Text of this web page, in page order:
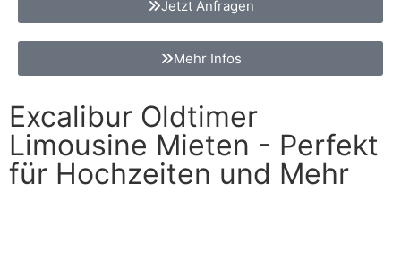
Jetzt Anfragen
Mehr Infos
Excalibur Oldtimer
Limousine Mieten - Perfekt
für Hochzeiten und Mehr